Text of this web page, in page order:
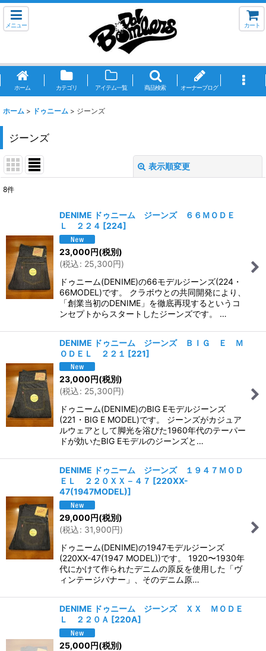
メニュー カート
ホーム カテゴリ アイテム一覧 商品検索 オーナーブログ
ホーム > ドゥニーム > ジーンズ
ジーンズ
表示順変更
並び順:
絞り込む
8件
DENIME ドゥニーム ジーンズ ６６ＭＯＤＥ
Ｌ ２２４ [224]
23,000円(税別)
(税込: 25,300円)
ドゥニーム(DENIME)の66モデルジーンズ(224・
66MODEL)です。 クラボウとの共同開発により、
「創業当初のDENIME」を徹底再現するというコ
ンセプトからスタートしたジーンズです。 …
DENIME ドゥニーム ジーンズ ＢＩＧ Ｅ Ｍ
ＯＤＥＬ ２２１ [221]
23,000円(税別)
(税込: 25,300円)
ドゥニーム(DENIME)のBIG Eモデルジーンズ
(221・BIG E MODEL)です。 ジーンズがカジュア
ルウェアとして脚光を浴びた1960年代のテーパー
ドが効いたBIG Eモデルのジーンズと…
DENIME ドゥニーム ジーンズ １９４７ＭＯＤ
ＥＬ ２２０ＸＸ－４７ [220XX-
47(1947MODEL)]
29,000円(税別)
(税込: 31,900円)
ドゥニーム(DENIME)の1947モデルジーンズ
(220XX-47(1947 MODEL))です。 1920〜1930年
代にかけて作られたデニムの原反を使用した「ヴ
ィンテージバナー」、そのデニム原…
DENIME ドゥニーム ジーンズ ＸＸ ＭＯＤＥ
Ｌ ２２０Ａ [220A]
25,000円(税別)